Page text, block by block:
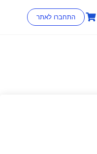
התחברו לאתר